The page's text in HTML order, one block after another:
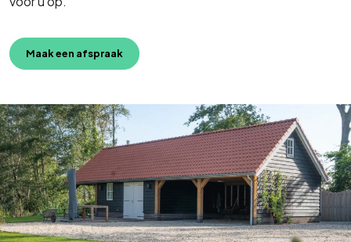
Maak een afspraak